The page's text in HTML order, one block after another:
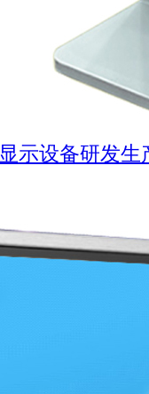
示设备研发